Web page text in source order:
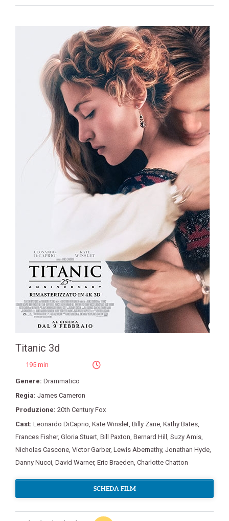
Titanic 3d
195 min
Genere: Drammatico
Regia: James Cameron
Produzione: 20th Century Fox
Cast: Leonardo DiCaprio, Kate Winslet, Billy Zane, Kathy Bates,
Frances Fisher, Gloria Stuart, Bill Paxton, Bernard Hill , Suzy Amis,
Nicholas Cascone, Victor Garber, Lewis Abernathy, Jonathan Hyde,
Danny Nucci, David Warner, Eric Braeden, Charlotte Chatton
SCHEDA FILM